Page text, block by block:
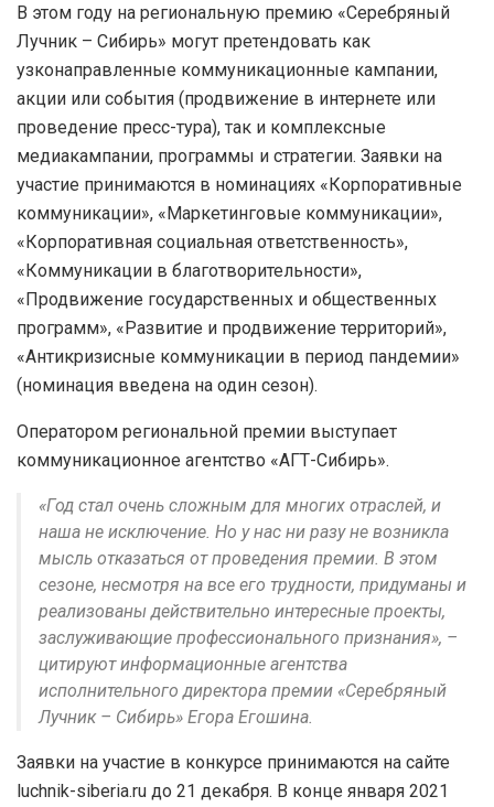
В этом году на региональную премию «Серебряный
Лучник – Сибирь» могут претендовать как
узконаправленные коммуникационные кампании,
акции или события (продвижение в интернете или
проведение пресс-тура), так и комплексные
медиакампании, программы и стратегии. Заявки на
участие принимаются в номинациях «Корпоративные
коммуникации», «Маркетинговые коммуникации»,
«Корпоративная социальная ответственность»,
«Коммуникации в благотворительности»,
«Продвижение государственных и общественных
программ», «Развитие и продвижение территорий»,
«Антикризисные коммуникации в период пандемии»
(номинация введена на один сезон).
Оператором региональной премии выступает
коммуникационное агентство «АГТ-Сибирь».
«Год стал очень сложным для многих отраслей, и
наша не исключение. Но у нас ни разу не возникла
мысль отказаться от проведения премии. В этом
сезоне, несмотря на все его трудности, придуманы и
реализованы действительно интересные проекты,
заслуживающие профессионального признания», –
цитируют информационные агентства
исполнительного директора премии «Серебряный
Лучник – Сибирь» Егора Егошина.
Заявки на участие в конкурсе принимаются на сайте
luchnik-siberia.ru до 21 декабря. В конце января 2021